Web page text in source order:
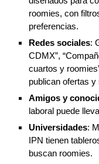
roomies, con
preferencias.
Redes sociales:
CDMX”,
cuartos y
publican ofertas y
Amigos y
laboral puede
Universidades:
IPN tienen
buscan roomies.